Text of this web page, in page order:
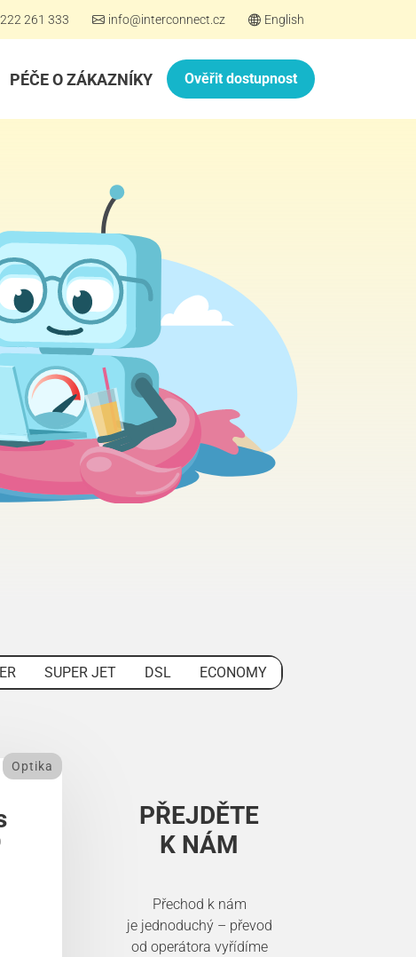
222 261 333 info@interconnect.cz English
PÉČE O ZÁKAZNÍKY Ověřit dostupnost
SUPER JET DSL
ECONOMY
Optika
PŘEJDĚTE
K NÁM
Přechod k nám
je jednoduchý – převod
od operátora vyřídíme